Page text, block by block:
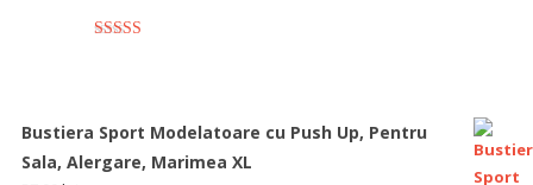
Bustiera Sport Modelatoare cu Push Up, Pentru
Sala, Alergare, Marimea XL